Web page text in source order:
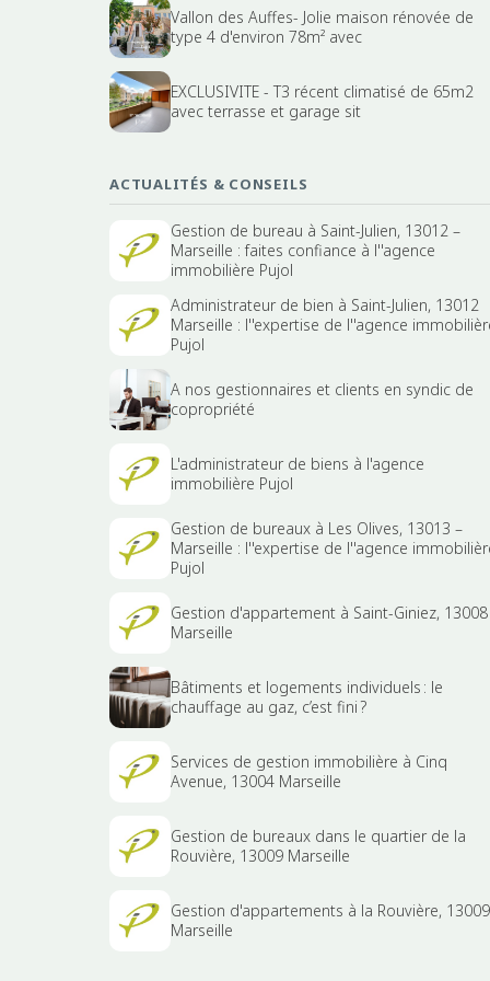
Vallon des Auffes- Jolie maison rénovée de
type 4 d'environ 78m² avec
EXCLUSIVITE - T3 récent climatisé de 65m2
avec terrasse et garage sit
ACTUALITÉS & CONSEILS
Gestion de bureau à Saint-Julien, 13012 –
Marseille : faites confiance à l''agence
immobilière Pujol
Administrateur de bien à Saint-Julien, 13012
Marseille : l''expertise de l''agence
Pujol
A nos gestionnaires et clients en syndic de
copropriété
L'administrateur de biens à l'agence
immobilière Pujol
Gestion de bureaux à Les Olives, 13013 –
Marseille : l''expertise de l''agence
Pujol
Gestion d'appartement à Saint-Giniez, 13008
Marseille
Bâtiments et logements individuels : le
chauffage au gaz, c’est fini ?
Services de gestion immobilière à Cinq
Avenue, 13004 Marseille
Gestion de bureaux dans le quartier de la
Rouvière, 13009 Marseille
Gestion d'appartements à la Rouvière, 13009
Marseille